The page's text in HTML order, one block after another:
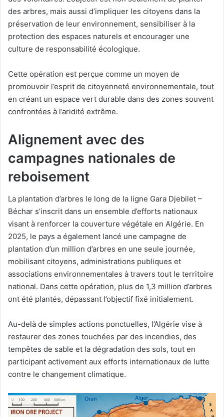
des arbres, mais aussi d’impliquer les citoyens dans la
préservation de leur environnement, sensibiliser à la
protection des espaces naturels et encourager une
culture de responsabilité écologique.
Cette opération est perçue comme un moyen de
promouvoir l’esprit de citoyenneté environnementale, tout
en créant un espace vert durable dans des zones souvent
confrontées à l’aridité extrême.
Alignement avec des
campagnes nationales de
reboisement
La plantation d’arbres le long de la ligne Gara Djebilet –
Béchar s’inscrit dans un ensemble d’efforts nationaux
visant à renforcer la couverture végétale en Algérie. En
2025, le pays a également lancé une campagne de
plantation d’un million d’arbres en une seule journée,
mobilisant citoyens, administrations publiques et
associations environnementales à travers tout le territoire
national. Dans cette opération, plus de 1,3 million d’arbres
ont été plantés, dépassant l’objectif fixé initialement.
Au-delà de simples actions ponctuelles, l’Algérie vise à
restaurer des zones touchées par des incendies, des
tempêtes de sable et la dégradation des sols, tout en
participant activement aux efforts internationaux de lutte
contre le changement climatique.